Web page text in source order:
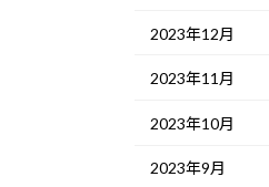
2023年12月
2023年11月
2023年10月
2023年9月